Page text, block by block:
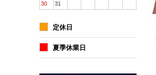
30
31
定休日
夏季休業日